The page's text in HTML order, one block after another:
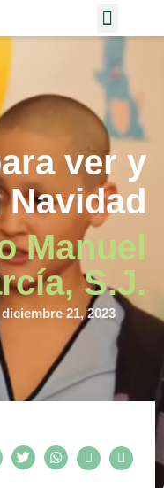
ver y
Manuel
S.J.
diciembre 21, 2023